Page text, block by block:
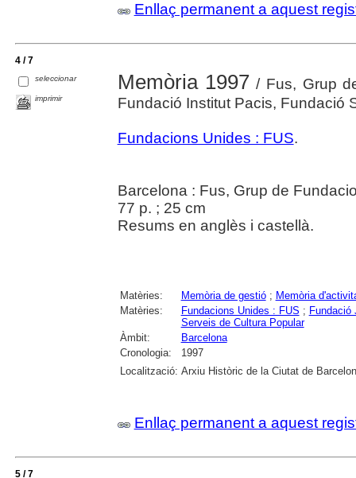
Enllaç permanent a aquest
4 / 7
seleccionar
imprimir
Memòria 1997 / Fus, Grup
Fundació Institut Pacis, Fundació
Fundacions Unides : FUS.
Barcelona : Fus, Grup de
77 p. ; 25 cm
Resums en anglès i castellà.
Matèries: Memòria de gestió; Memòria
Matèries:
Fundacions Unides : FUS ; Fundació
Serveis de Cultura Popular
Àmbit:
Barcelona
Cronologia:
1997
Localització: Arxiu Històric de la Ciutat de
Enllaç permanent a aquest
5 / 7